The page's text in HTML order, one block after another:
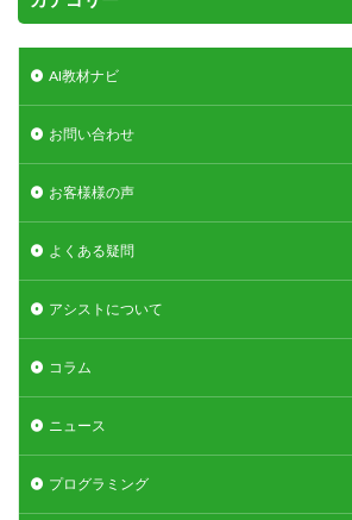
AI教材ナビ
お問い合わせ
お客様様の声
よくある疑問
アシストについて
コラム
ニュース
プログラミング